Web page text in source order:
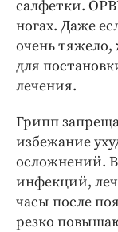
салфетки.
ногах. Даже
очень тяжело,
для
лечения.
Грипп
избежание
осложнений.
инфекций,
часы после
резко